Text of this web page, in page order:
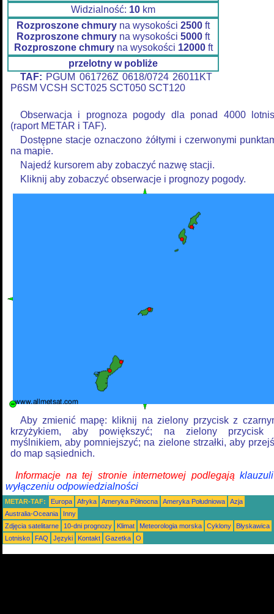
Widzialność: 10 km
Rozproszone chmury na wysokości 2500 ft
Rozproszone chmury na wysokości 5000 ft
Rozproszone chmuryna wysokości 12000ft
przelotny w pobliże
TAF: PGUM 061726Z 0618/0724 26011KT
P6SM VCSH SCT025 SCT050 SCT120
Obserwacja i prognoza pogody dla ponad 4000
(raport METAR i TAF).
Dostępne stacje oznaczono żółtymi i czerwonymi
na mapie.
Najedź kursorem aby zobaczyć nazwę stacji.
Kliknij aby zobaczyć obserwacje i prognozy pogody.
Aby zmienić mapę: kliknij na zielony przycisk z
krzyżykiem, aby powiększyć; na zielony przycisk
myślnikiem, aby pomniejszyć; na zielone strzałki, aby
do map sąsiednich.
Informacje na tej stronie internetowej podlegają
wyłączeniu odpowiedzialności
METAR-TAF: Europa Afryka Ameryka Północna Ameryka Południowa
Azja
Australia-Oceania
Inny
Zdjęcia satelitarne
10-dni prognozy Klimat Meteorologia morska Cyklony
Błyskawica
Lotnisko
FAQ Języki Kontakt Gazetka O